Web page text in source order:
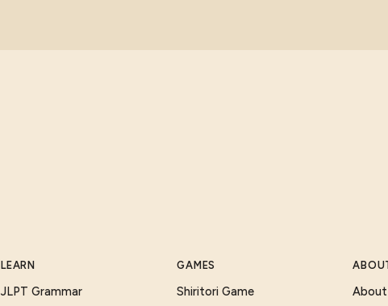
LEARN
JLPT Grammar
GAMES
Shiritori Game About